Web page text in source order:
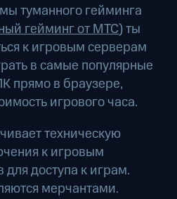
туманного гейминга
гейминг от МТС) ты
к игровым серверам
в самые популярные
прямо в браузере,
игрового часа.
техническую
к игровым
доступа к играм.
мерчантами.